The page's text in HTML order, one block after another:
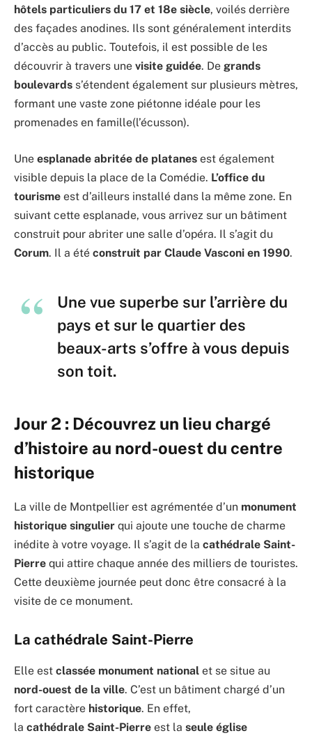
hôtels particuliers du 17 et 18e siècle, voilés derrière
des façades anodines. Ils sont généralement interdits
d’accès au public. Toutefois, il est possible de les
découvrir à travers une visite guidée. De grands
boulevards s’étendent également sur plusieurs mètres,
formant une vaste zone piétonne idéale pour les
promenades en famille(l’écusson).
Une esplanade abritée de platanes est également
visible depuis la place de la Comédie. L’office du
tourisme est d’ailleurs installé dans la même zone. En
suivant cette esplanade, vous arrivez sur un bâtiment
construit pour abriter une salle d’opéra. Il s’agit du
Corum. Il a été construit par Claude Vasconi en 1990.
Une vue superbe sur l’arrière du
pays et sur le quartier des
beaux-arts s’offre à vous depuis
son toit.
Jour 2 : Découvrez un lieu chargé
d’histoire au nord-ouest du centre
historique
La ville de Montpellier est agrémentée d’un monument
historique singulier qui ajoute une touche de charme
inédite à votre voyage. Il s’agit de la cathédrale Saint-
Pierre qui attire chaque année des milliers de touristes.
Cette deuxième journée peut donc être consacré à la
visite de ce monument.
La cathédrale Saint-Pierre
Elle est classée monument national et se situe au
nord-ouest de la ville. C’est un bâtiment chargé d’un
fort caractère historique. En effet,
la cathédrale Saint-Pierre est la seule église